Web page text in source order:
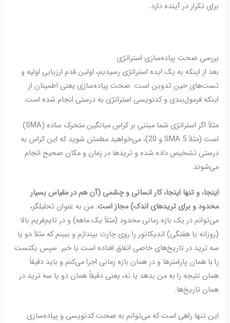
برای تکرار در آینده دارد.
بررسی صحت پیاده‌سازی استراتژی
بعد از اینکه به یک ایده استراتژی رسیدیم، اولین قدم ارزیابی اولیه و
تست‌های حین تدوین است. صحت پیاده‌سازی یعنی اطمینان از
اینکه فرمول‌بندی و کدنویسی استراتژی به درستی انجام شده است.
مثلاً اگر استراتژی شما مبتنی بر کراس میانگین متحرک ساده (SMA)
است (مثلاً SMA 5 و 20)، می‌خواهید مطمئن شوید که این کراس به
درستی تشخیص داده شده و تریدها در زمان و مکان صحیح انجام
می‌شوند.
اینجا، و تنها اینجا، کار انسانی و چشمی (آن هم در مقیاس بسیار
محدود و برای تریدهای اندک) مجاز است. من به عنوان تحلیلگر،
می‌توانم در یک بازه زمانی محدود (مثلاً یک ماهه) و در تایم‌فریم بالا
(روزانه یا هفتگی) اندیکاتور را روی چارت بیندازم و ببینم که مثلاً دو یا
سه ترید در تاریخ‌های خاصی اتفاق افتاده است یا خبر. سپس بکتست
را با همان پارامترها و در همان بازه زمانی اجرا می‌کنم و باید دقیقاً
همان نتیجه را به من بدهد یا نه، یعنی دقیقاً همان دو یا سه ترید در
همان تاریخ‌ها.
این تنها راهی است که می‌توانم به صحت کدنویسی و پیاده‌سازی